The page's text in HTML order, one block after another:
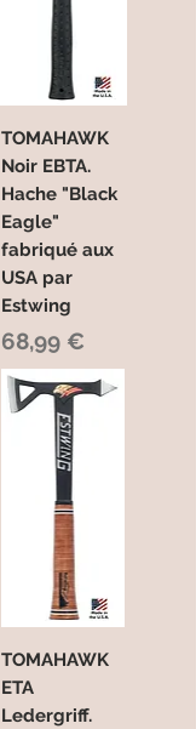
TOMAHAWK
Noir EBTA.
Hache "Black
Eagle"
fabriqué aux
USA par
Estwing
Preis
68,99 €
TOMAHAWK
ETA
Ledergriff.